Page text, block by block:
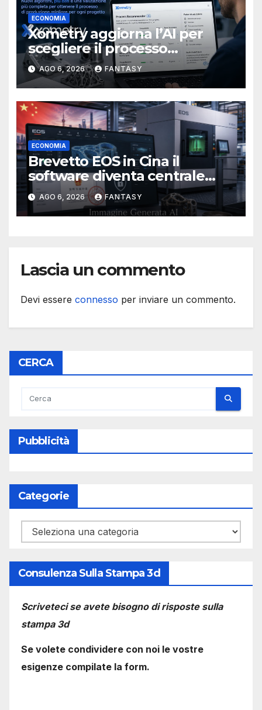
ECONOMIA
Xometry aggiorna l’AI per
scegliere il processo
produttivo più adatto
AGO 6, 2026 FANTASY
ECONOMIA
Brevetto EOS in Cina il
software diventa centrale
nella stampa 3D industriale
AGO 6, 2026 FANTASY
Lascia un commento
Devi essere connesso per inviare un commento.
CERCA
Pubblicità
Categorie
Categorie
Consulenza Sulla Stampa 3d
Scriveteci se avete bisogno di risposte sulla
stampa 3d
Se volete condividere con noi le vostre
esigenze compilate la form.